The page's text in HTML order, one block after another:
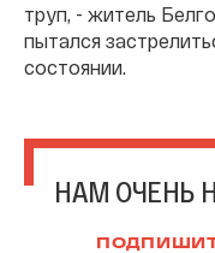
труп, - житель
пытался
состоянии.
НАМ ОЧЕНЬ